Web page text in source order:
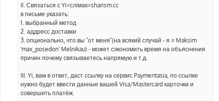
II. Связаться с Yi<слiмак>sharism.cc
в письме указать:
1. выбранный метод
2. аддресс доставки
3. опционально, что вы "от меня"(на всякий случай - я = Maksim
'max_posedon' Melnikau) - может сэкономить время на объяснения
причин почему связываетесь напрямую и т.д.
III. Yi, вам в ответ, даст ссылку на сервис Paymentasia, по ссылке
нужно будет ввести данные вашей Visa/Mastercard карточки и
совершить платёж.